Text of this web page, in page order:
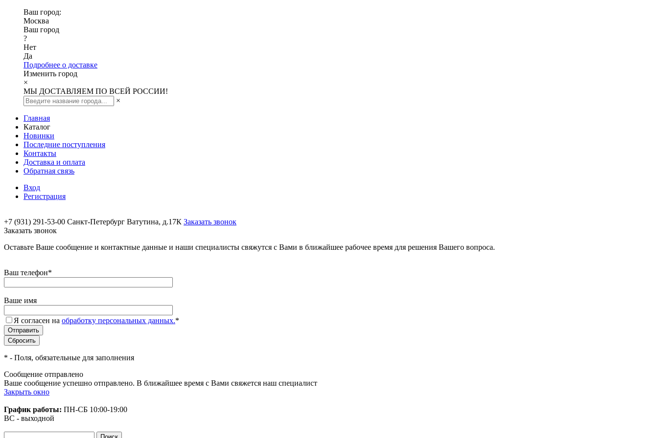
Ваш город:
Москва
Ваш город
?
Нет
Да
Подробнее о доставке
Изменить город
×
МЫ ДОСТАВЛЯЕМ ПО ВСЕЙ РОССИИ!
×
Главная
Каталог
Новинки
Последние поступления
Контакты
Доставка и оплата
Обратная связь
Вход
Регистрация
+7 (931) 291-53-00 Санкт-Петербург Ватутина, д.17К Заказать звонок
Заказать звонок
Оставьте Ваше сообщение и контактные данные и наши специалисты свяжутся с Вами в ближайшее рабочее время для решения Вашего вопроса.
Ваш телефон*
Ваше имя
Я согласен на обработку персональных данных.*
* - Поля, обязательные для заполнения
Сообщение отправлено
Ваше сообщение успешно отправлено. В ближайшее время с Вами свяжется наш специалист
Закрыть окно
График работы: ПН-СБ 10:00-19:00
ВС - выходной